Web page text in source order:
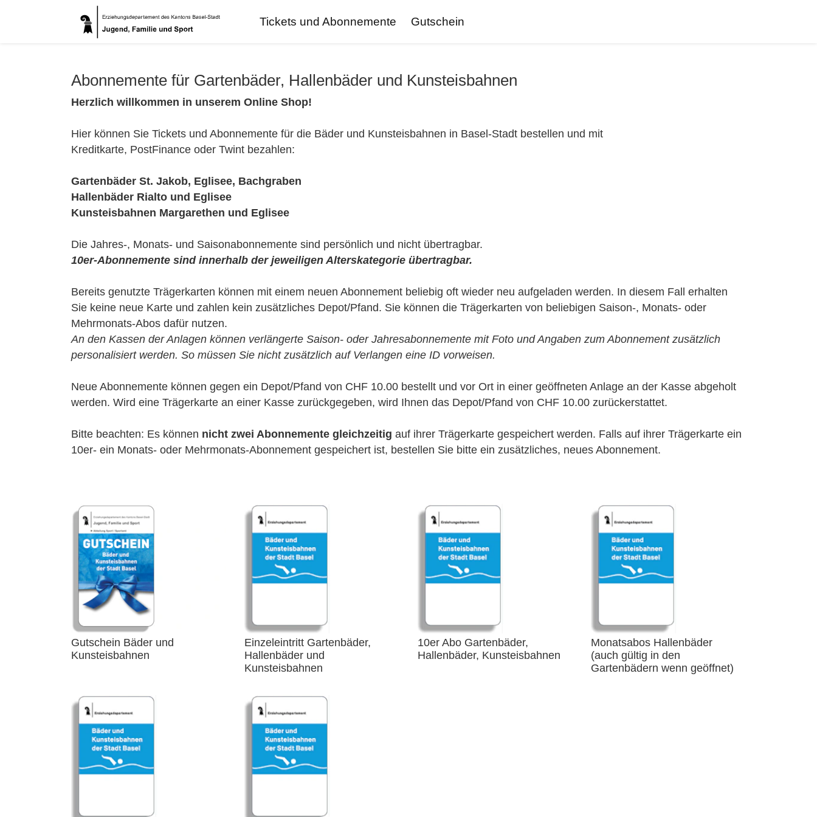
Tickets und Abonnemente Gutschein
Abonnemente für Gartenbäder, Hallenbäder und Kunsteisbahnen
Herzlich willkommen in unserem Online Shop!
Hier können Sie Tickets und Abonnemente für die Bäder und Kunsteisbahnen in Basel-Stadt bestellen und mit
Kreditkarte, PostFinance oder Twint bezahlen:
Gartenbäder St. Jakob, Eglisee, Bachgraben
Hallenbäder Rialto und Eglisee
Kunsteisbahnen Margarethen und Eglisee
Die Jahres-, Monats- und Saisonabonnemente sind persönlich und nicht übertragbar.
10er-Abonnemente sind innerhalb der jeweiligen Alterskategorie übertragbar.
Bereits genutzte Trägerkarten können mit einem neuen Abonnement beliebig oft wieder neu aufgeladen werden. In diesem Fall erhalten
Sie keine neue Karte und zahlen kein zusätzliches Depot/Pfand. Sie können die Trägerkarten von beliebigen Saison-, Monats- oder
Mehrmonats-Abos dafür nutzen.
An den Kassen der Anlagen können verlängerte Saison- oder Jahresabonnemente mit Foto und Angaben zum Abonnement zusätzlich
personalisiert werden. So müssen Sie nicht zusätzlich auf Verlangen eine ID vorweisen.
Neue Abonnemente können gegen ein Depot/Pfand von CHF 10.00 bestellt und vor Ort in einer geöffneten Anlage an der Kasse abgeholt
werden. Wird eine Trägerkarte an einer Kasse zurückgegeben, wird Ihnen das Depot/Pfand von CHF 10.00 zurückerstattet.
Bitte beachten: Es können nicht zwei Abonnemente gleichzeitig auf ihrer Trägerkarte gespeichert werden. Falls auf ihrer Trägerkarte ein
10er- ein Monats- oder Mehrmonats-Abonnement gespeichert ist, bestellen Sie bitte ein zusätzliches, neues Abonnement.
Gutschein Bäder und
Kunsteisbahnen
Einzeleintritt Gartenbäder,
Hallenbäder und
Kunsteisbahnen
10er Abo Gartenbäder,
Hallenbäder, Kunsteisbahnen
Monatsabos Hallenbäder
(auch gültig in den
Gartenbädern wenn geöffnet)